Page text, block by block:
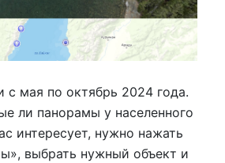
с мая по октябрь 2024 года.
ли панорамы у населенного
интересует, нужно нажать
выбрать нужный объект и